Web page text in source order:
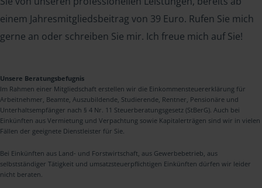
einem Jahresmitgliedsbeitrag von 39 Euro. Rufen Sie mich
gerne an oder schreiben Sie mir. Ich freue mich auf Sie!
Unsere Beratungsbefugnis
Im Rahmen einer Mitgliedschaft erstellen wir die Einkommensteuererklärung für
Arbeitnehmer, Beamte, Auszubildende, Studierende, Rentner, Pensionäre und
Unterhaltsempfänger nach § 4 Nr. 11 Steuerberatungsgesetz (StBerG). Auch bei
Einkünften aus Vermietung und Verpachtung sowie Kapitalerträgen sind wir in vielen
Fällen der geeignete Dienstleister für Sie.
Bei Einkünften aus Land- und Forstwirtschaft, aus Gewerbebetrieb, aus
selbstständiger Tätigkeit und umsatzsteuerpflichtigen Einkünften dürfen wir leider
nicht beraten.